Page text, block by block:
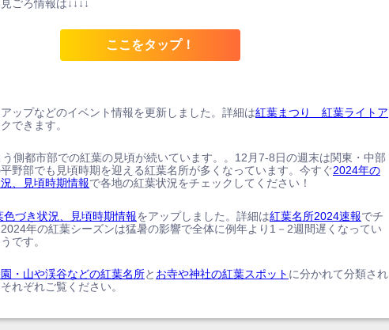
ごろ情報は↓↓↓↓
ここをタップ！
ップなどのイベント情報を更新しました。詳細は紅葉まつり 紅葉ライトア
できます。
側都市部での紅葉の見頃が続いています。。12月7-8日の週末は関東・中部
野部でも見頃時期を迎える紅葉名所が多くなっています。今すぐ2024年の
、見頃時期情報で各地の紅葉状況をチェックしてください！
づき状況、見頃時期情報をアップしました。詳細は紅葉名所2024速報でチ
年の紅葉シーズンは猛暑の影響で全体に例年より1－2週間遅くなってい
です。
・山や渓谷などの紅葉名所と お寺や神社の紅葉スポット に分かれて分類され
れぞれご覧ください。